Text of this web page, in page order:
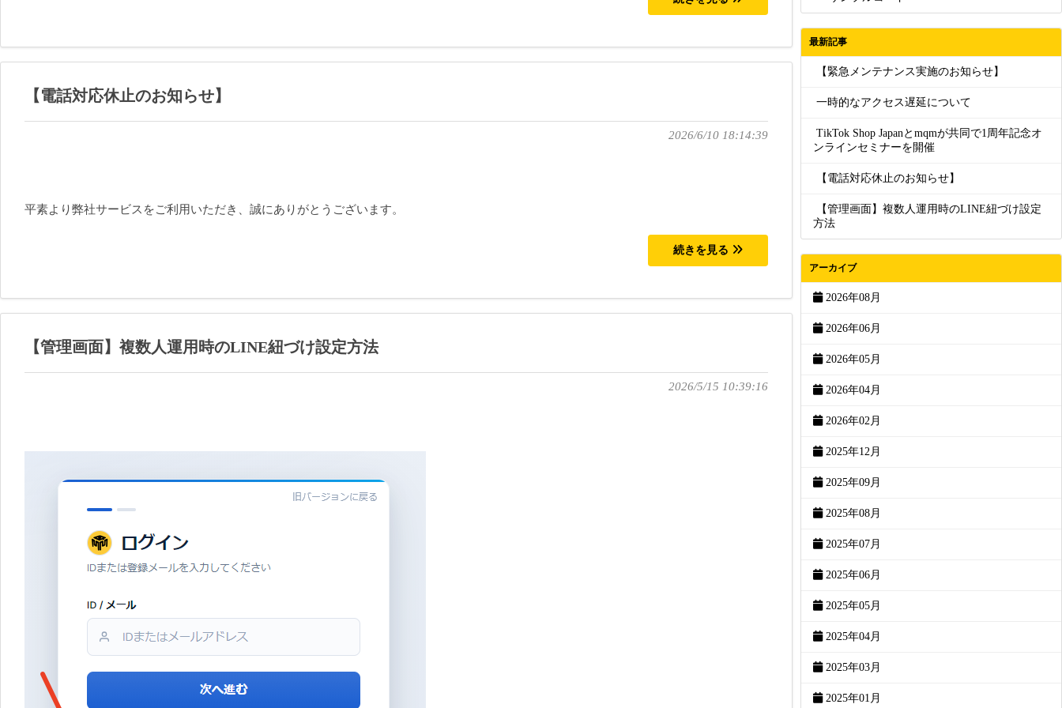
【電話対応休止のお知らせ】
2026/6/10 18:14:39
平素より弊社サービスをご利用いただき、誠にありがとうございます。
続きを見る
【管理画面】複数人運用時のLINE紐づけ設定方法
2026/5/15 10:39:16
最新記事
【緊急メンテナンス実施のお知らせ】
一時的なアクセス遅延について
TikTok Shop Japanとmqmが共同で1周年記念オ
ンラインセミナーを開催
【電話対応休止のお知らせ】
【管理画面】複数人運用時のLINE紐づけ設定
方法
アーカイブ
2026年08月
2026年06月
2026年05月
2026年04月
2026年02月
2025年12月
2025年09月
2025年08月
2025年07月
2025年06月
2025年05月
2025年04月
2025年03月
2025年01月